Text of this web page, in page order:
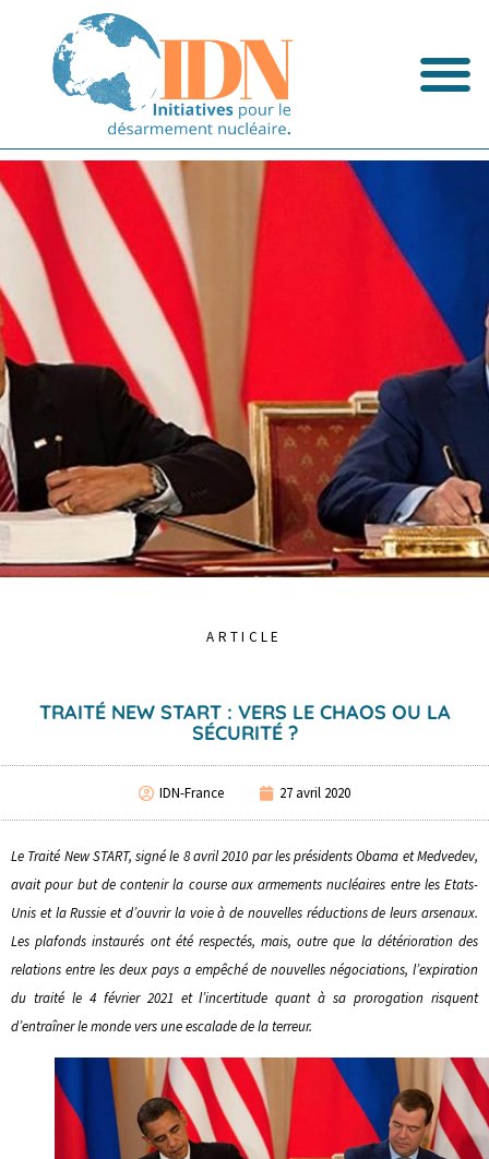
ARTICLE
TRAITÉ NEW START : VERS LE CHAOS OU LA
SÉCURITÉ ?
IDN-France 27 avril 2020
Le Traité New START, signé le 8 avril 2010 par les présidents Obama et Medvedev,
avait pour but de contenir la course aux armements nucléaires entre les Etats-
Unis et la Russie et d’ouvrir la voie à de nouvelles réductions de leurs arsenaux.
Les plafonds instaurés ont été respectés, mais, outre que la détérioration des
relations entre les deux pays a empêché de nouvelles négociations, l’expiration
du traité le 4 février 2021 et l’incertitude quant à sa prorogation risquent
d’entraîner le monde vers une escalade de la terreur.